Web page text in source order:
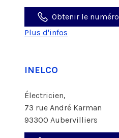
Obtenir le numéro
Plus d'infos
INELCO
Électricien,
73 rue André Karman
93300 Aubervilliers